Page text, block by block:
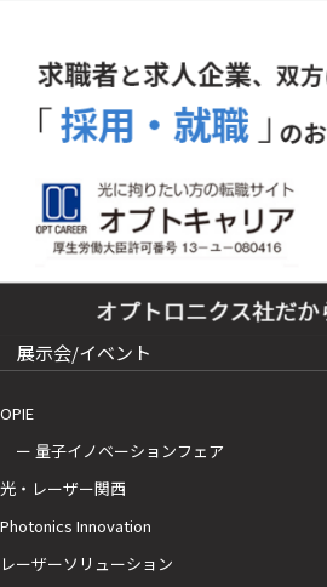
展示会/イベント
OPIE
ー 量子イノベーションフェア
光・レーザー関西
Photonics Innovation
レーザーソリューション